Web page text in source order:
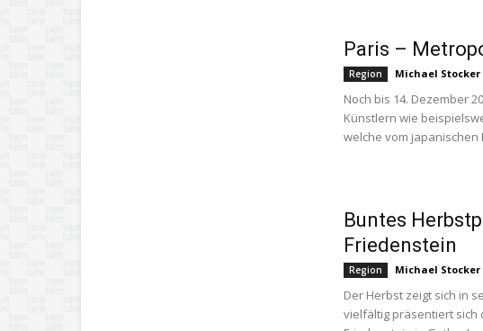
Paris –
Region Michael Stocker
Noch bis 14. Dezember
Künstlern wie
welche vom
Buntes
Friedenstein
Region Michael Stocker
Der Herbst zeigt sich in
vielfältig präsentiert sich